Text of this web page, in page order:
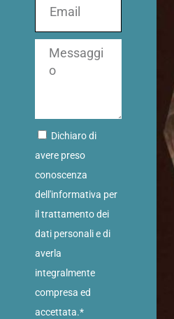
Dichiaro di
avere preso
conoscenza
dell'informativa per
il trattamento dei
dati personali e di
averla
integralmente
compresa ed
accettata.*